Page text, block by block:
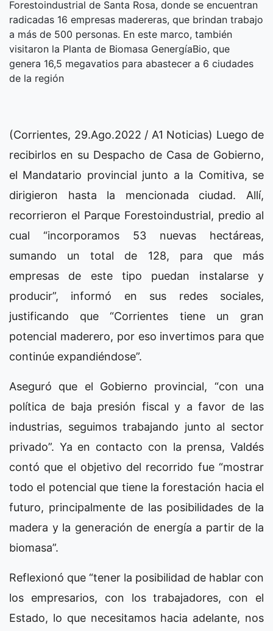
Forestoindustrial de Santa Rosa, donde se encuentran
radicadas 16 empresas madereras, que brindan trabajo
a más de 500 personas. En este marco, también
visitaron la Planta de Biomasa GenergíaBio, que
genera 16,5 megavatios para abastecer a 6 ciudades
de la región
(Corrientes, 29.Ago.2022 / A1 Noticias) Luego de
recibirlos en su Despacho de Casa de Gobierno,
el Mandatario provincial junto a la Comitiva, se
dirigieron hasta la mencionada ciudad. Allí,
recorrieron el Parque Forestoindustrial, predio al
cual “incorporamos 53 nuevas hectáreas,
sumando un total de 128, para que más
empresas de este tipo puedan instalarse y
producir”, informó en sus redes sociales,
justificando que “Corrientes tiene un gran
potencial maderero, por eso invertimos para que
continúe expandiéndose”.
Aseguró que el Gobierno provincial, “con una
política de baja presión fiscal y a favor de las
industrias, seguimos trabajando junto al sector
privado”. Ya en contacto con la prensa, Valdés
contó que el objetivo del recorrido fue “mostrar
todo el potencial que tiene la forestación hacia el
futuro, principalmente de las posibilidades de la
madera y la generación de energía a partir de la
biomasa”.
Reflexionó que “tener la posibilidad de hablar con
los empresarios, con los trabajadores, con el
Estado, lo que necesitamos hacia adelante, nos